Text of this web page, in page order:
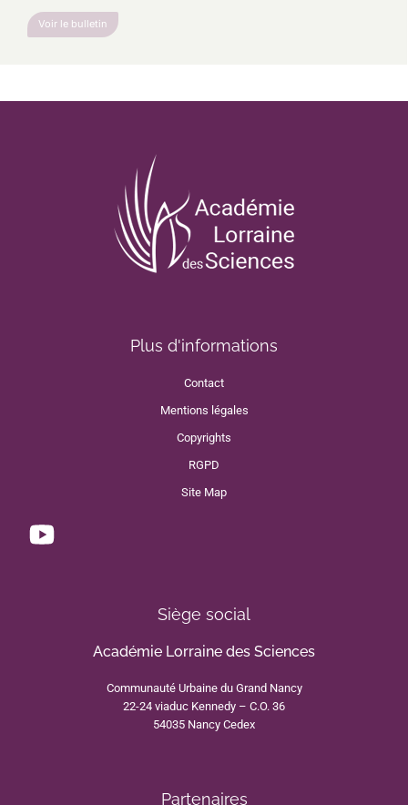
Voir le bulletin
Plus d'informations
Contact
Mentions légales
Copyrights
RGPD
Site Map
Siège social
Académie Lorraine des Sciences
Communauté Urbaine du Grand Nancy
22-24 viaduc Kennedy – C.O. 36
54035 Nancy Cedex
Partenaires